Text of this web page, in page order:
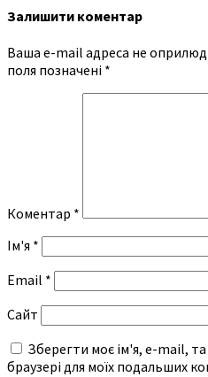
Залишити коментар
Ваша e-mail адреса не
поля позначені *
Коментар *
Ім'я *
Email *
Сайт
Зберегти моє ім'я, e-mail,
браузері для моїх подальших